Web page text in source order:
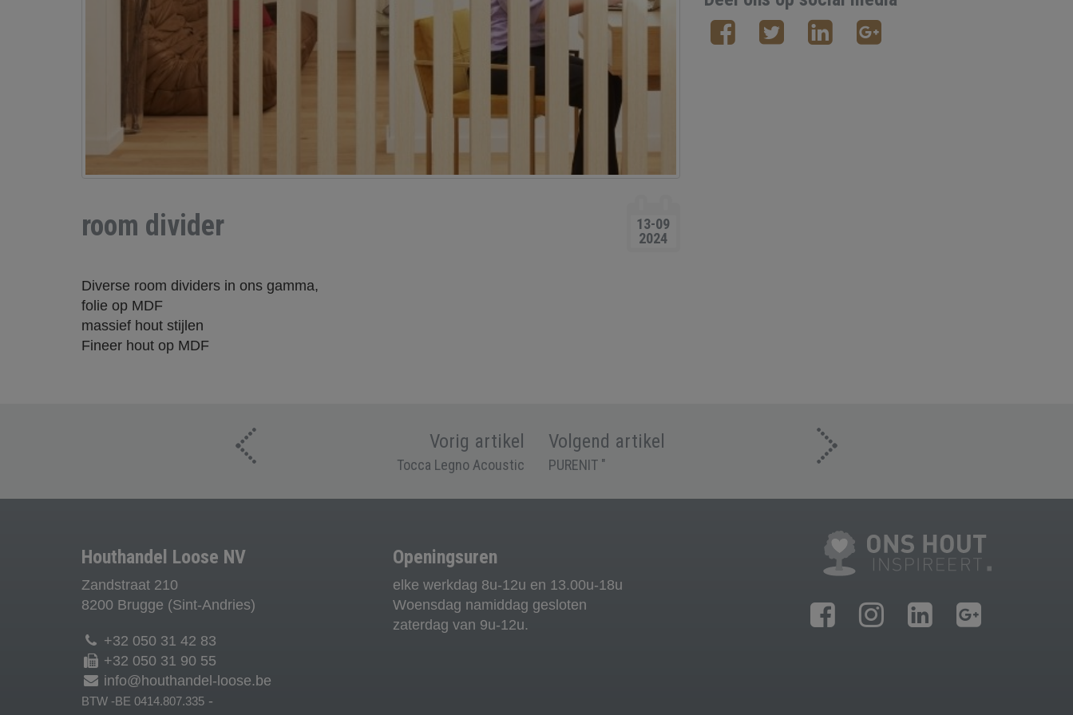
room divider
13-09
2024
Diverse room dividers in ons gamma,
folie op MDF
massief hout stijlen
Fineer hout op MDF
Vorig artikel
Tocca Legno Acoustic
Volgend artikel
PURENIT "
Houthandel Loose NV
Zandstraat 210
8200 Brugge (Sint-Andries)
+32 050 31 42 83
+32 050 31 90 55
info@houthandel-loose.be
BTW -BE 0414.807.335 -
Openingsuren
elke werkdag 8u-12u en 13.00u-18u
Woensdag namiddag gesloten
zaterdag van 9u-12u.